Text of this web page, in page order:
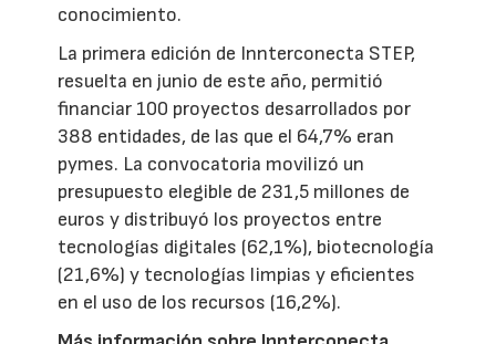
conocimiento.
La primera edición de Innterconecta STEP,
resuelta en junio de este año, permitió
financiar 100 proyectos desarrollados por
388 entidades, de las que el 64,7% eran
pymes. La convocatoria movilizó un
presupuesto elegible de 231,5 millones de
euros y distribuyó los proyectos entre
tecnologías digitales (62,1%), biotecnología
(21,6%) y tecnologías limpias y eficientes
en el uso de los recursos (16,2%).